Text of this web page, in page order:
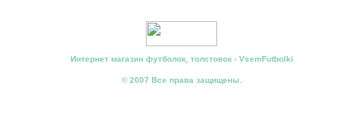
Интернет магазин футболок, толстовок - VsemFutbolki
© 2007 Все права защищены.